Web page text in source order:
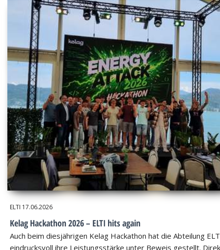
ELTI 17.06.2026
Kelag Hackathon 2026 – ELTI hits again
Auch beim diesjährigen Kelag Hackathon hat die Abteilung
eindrucksvoll ihre Leistungsstärke unter Beweis gestellt.